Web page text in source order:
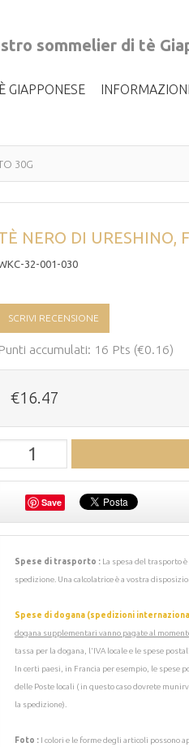
sommelier di tè
GIAPPONESE INFORMAZIONI
30G
NERO DI URESHINO,
32-001-030
SCRIVI RECENSIONE
Punti accumulati: 16 Pts (€0.16)
€16.47
Save
Spese di trasporto : La spesa del trasporto
spedizione. Una calcolatrice è a vostra
Spese di dogana (spedizioni
dogana supplementari vanno pagate al
tassa per la dogana, l'IVA locale e le spese postali.
In certi paesi, in Francia per esempio, le spese
delle Poste locali ( in questo caso dovrete
la spedizione).
Foto : I colori e le forme degli articoli possono